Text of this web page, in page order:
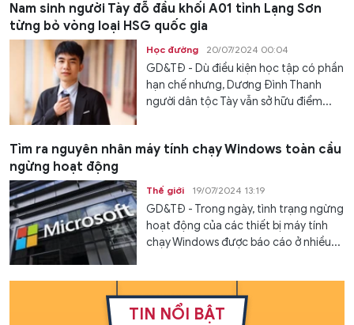
Nam sinh người Tày đỗ đầu khối A01 tỉnh Lạng Sơn
từng bỏ vòng loại HSG quốc gia
Học đường 20/07/2024 00:04
GD&TĐ - Dù điều kiện học tập có phần
hạn chế nhưng, Dương Đình Thanh
người dân tộc Tày vẫn sở hữu điểm...
Tìm ra nguyên nhân máy tính chạy Windows toàn cầu
ngừng hoạt động
Thế giới 19/07/2024 13:19
GD&TĐ - Trong ngày, tình trạng ngừng
hoạt động của các thiết bị máy tính
chạy Windows được báo cáo ở nhiều...
TIN NỔI BẬT